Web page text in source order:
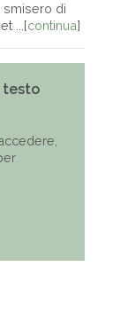
smisero di
...[continua]
testo